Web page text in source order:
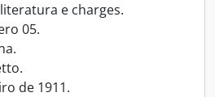
e charges.
05.
de 1911.